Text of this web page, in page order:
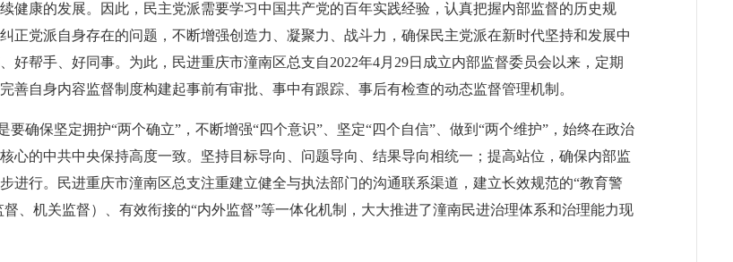
健康的发展。因此，民主党派需要学习中国共产党的百年实践经验，认真把握内部监督的历史规
正党派自身存在的问题，不断增强创造力、凝聚力、战斗力，确保民主党派在新时代坚持和发展中
好帮手、好同事。为此，民进重庆市潼南区总支自2022年4月29日成立内部监督委员会以来，定期
自身内容监督制度构建起事前有审批、事中有跟踪、事后有检查的动态监督管理机制。
确保坚定拥护“两个确立”，不断增强“四个意识”、坚定“四个自信”、做到“两个维护”，始终在政治
心的中共中央保持高度一致。坚持目标导向、问题导向、结果导向相统一；提高站位，确保内部监
进行。民进重庆市潼南区总支注重建立健全与执法部门的沟通联系渠道，建立长效规范的“教育警
、机关监督）、有效衔接的“内外监督”等一体化机制，大大推进了潼南民进治理体系和治理能力现